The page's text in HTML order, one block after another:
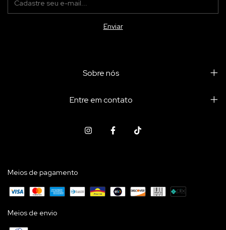
Sobre nós
Entre em contato
Meios de pagamento
Meios de envio